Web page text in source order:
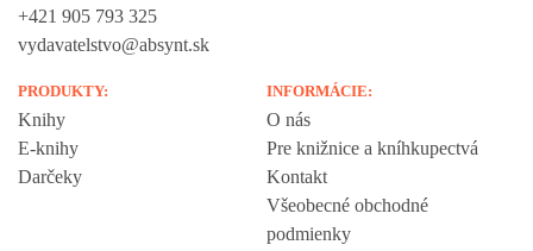
+421 905 793 325
vydavatelstvo@absynt.sk
PRODUKTY:
Knihy
E-knihy
Darčeky
INFORMÁCIE:
O nás
Pre knižnice a kníhkupectvá
Kontakt
Všeobecné obchodné
podmienky